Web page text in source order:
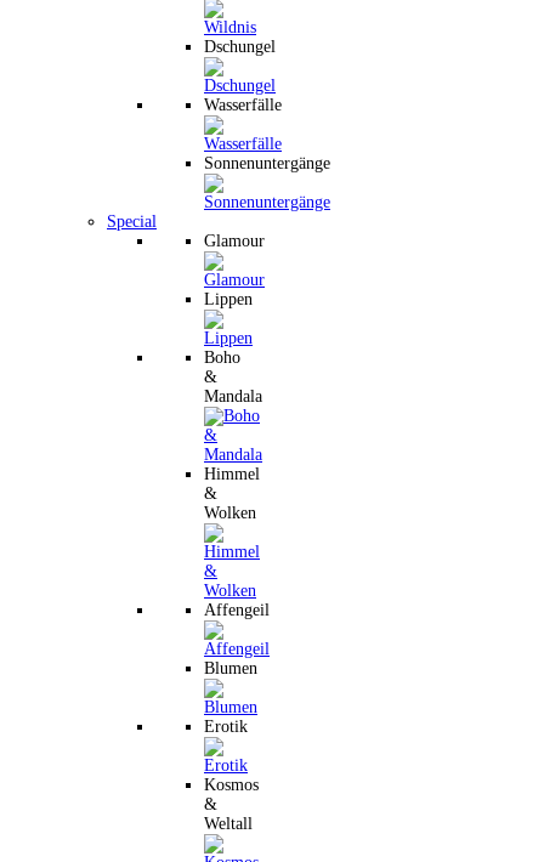
Dschungel
Wasserfälle
Sonnenuntergänge
Special
Glamour
Lippen
Boho
&
Mandala
Himmel
&
Wolken
Affengeil
Blumen
Erotik
Kosmos
&
Weltall